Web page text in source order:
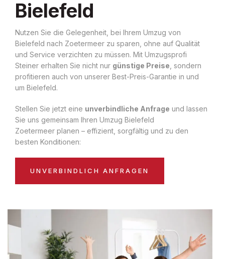
Bielefeld
Nutzen Sie die Gelegenheit, bei Ihrem Umzug von
Bielefeld nach Zoetermeer zu sparen, ohne auf Qualität
und Service verzichten zu müssen. Mit Umzugsprofi
Steiner erhalten Sie nicht nur günstige Preise , sondern
profitieren auch von unserer Best-Preis-Garantie in und
um Bielefeld.
Stellen Sie jetzt eine unverbindliche Anfrage und lassen
Sie uns gemeinsam Ihren Umzug Bielefeld
Zoetermeer planen – effizient, sorgfältig und zu den
besten Konditionen:
UNVERBINDLICH ANFRAGEN